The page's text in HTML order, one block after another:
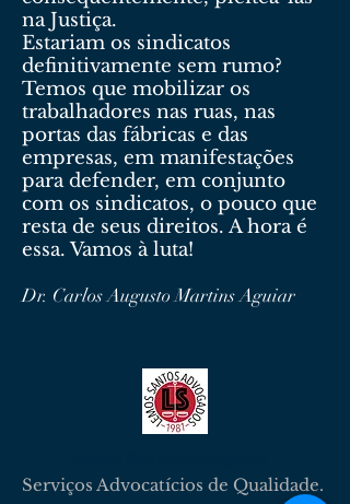
na Justiça.
Estariam os sindicatos
definitivamente sem rumo?
Temos que mobilizar os
trabalhadores nas ruas, nas
portas das fábricas e das
empresas, em manifestações
para defender, em conjunto
com os sindicatos, o pouco que
resta de seus direitos. A hora é
essa. Vamos à luta!
Dr. Carlos Augusto Martins Aguiar
Serviços Advocatícios de Qualidade.